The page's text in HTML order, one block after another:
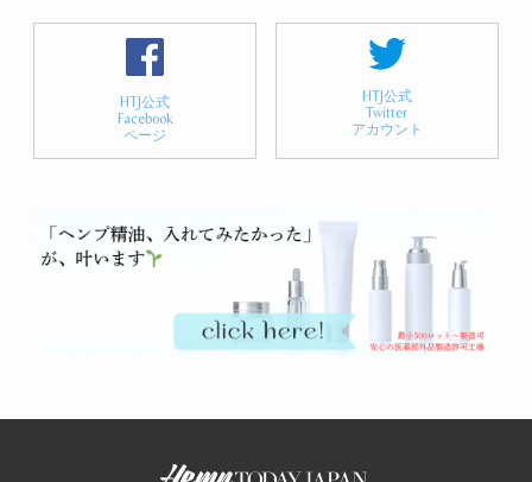
HTJ公式
Facebook
ページ
HTJ公式
Twitter
アカウント